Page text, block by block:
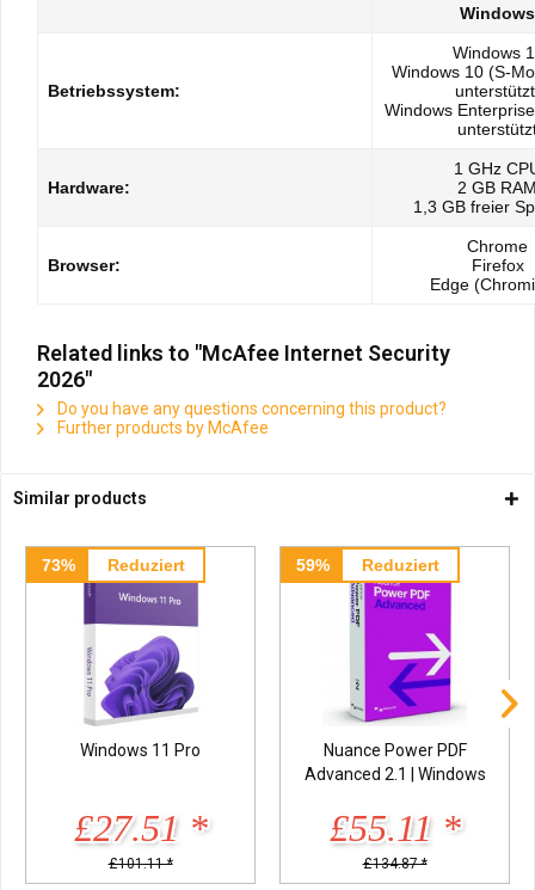
Windows
Betriebssystem:
Windows
Windows 10 (S-
Windows
Hardware:
1 GHz
2 GB
1,3 GB freier
Browser:
Chrome
Firefox
Edge
Related links to "McAfee Internet Security
2026"
Do you have any questions concerning this product?
Further products by McAfee
Similar products
73% Reduziert
Windows 11 Pro
£27.51 *
£101.11 *
59% Reduziert
Nuance Power PDF
Advanced 2.1 | Windows
£55.11 *
£134.87 *